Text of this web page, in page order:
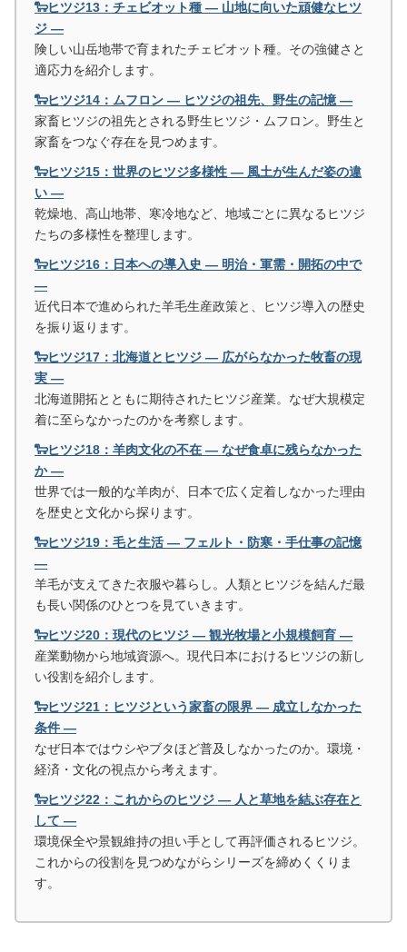
🐑ヒツジ13：チェビオット種 ― 山地に向いた頑健なヒツ
ジ ―
険しい山岳地帯で育まれたチェビオット種。その強健さと
適応力を紹介します。
🐑ヒツジ14：ムフロン ― ヒツジの祖先、野生の記憶 ―
家畜ヒツジの祖先とされる野生ヒツジ・ムフロン。野生と
家畜をつなぐ存在を見つめます。
🐑ヒツジ15：世界のヒツジ多様性 ― 風土が生んだ姿の違
い ―
乾燥地、高山地帯、寒冷地など、地域ごとに異なるヒツジ
たちの多様性を整理します。
🐑ヒツジ16：日本への導入史 ― 明治・軍需・開拓の中で
―
近代日本で進められた羊毛生産政策と、ヒツジ導入の歴史
を振り返ります。
🐑ヒツジ17：北海道とヒツジ ― 広がらなかった牧畜の現
実 ―
北海道開拓とともに期待されたヒツジ産業。なぜ大規模定
着に至らなかったのかを考察します。
🐑ヒツジ18：羊肉文化の不在 ― なぜ食卓に残らなかった
か ―
世界では一般的な羊肉が、日本で広く定着しなかった理由
を歴史と文化から探ります。
🐑ヒツジ19：毛と生活 ― フェルト・防寒・手仕事の記憶
―
羊毛が支えてきた衣服や暮らし。人類とヒツジを結んだ最
も長い関係のひとつを見ていきます。
🐑ヒツジ20：現代のヒツジ ― 観光牧場と小規模飼育 ―
産業動物から地域資源へ。現代日本におけるヒツジの新し
い役割を紹介します。
🐑ヒツジ21：ヒツジという家畜の限界 ― 成立しなかった
条件 ―
なぜ日本ではウシやブタほど普及しなかったのか。環境・
経済・文化の視点から考えます。
🐑ヒツジ22：これからのヒツジ ― 人と草地を結ぶ存在と
して ―
環境保全や景観維持の担い手として再評価されるヒツジ。
これからの役割を見つめながらシリーズを締めくくりま
す。